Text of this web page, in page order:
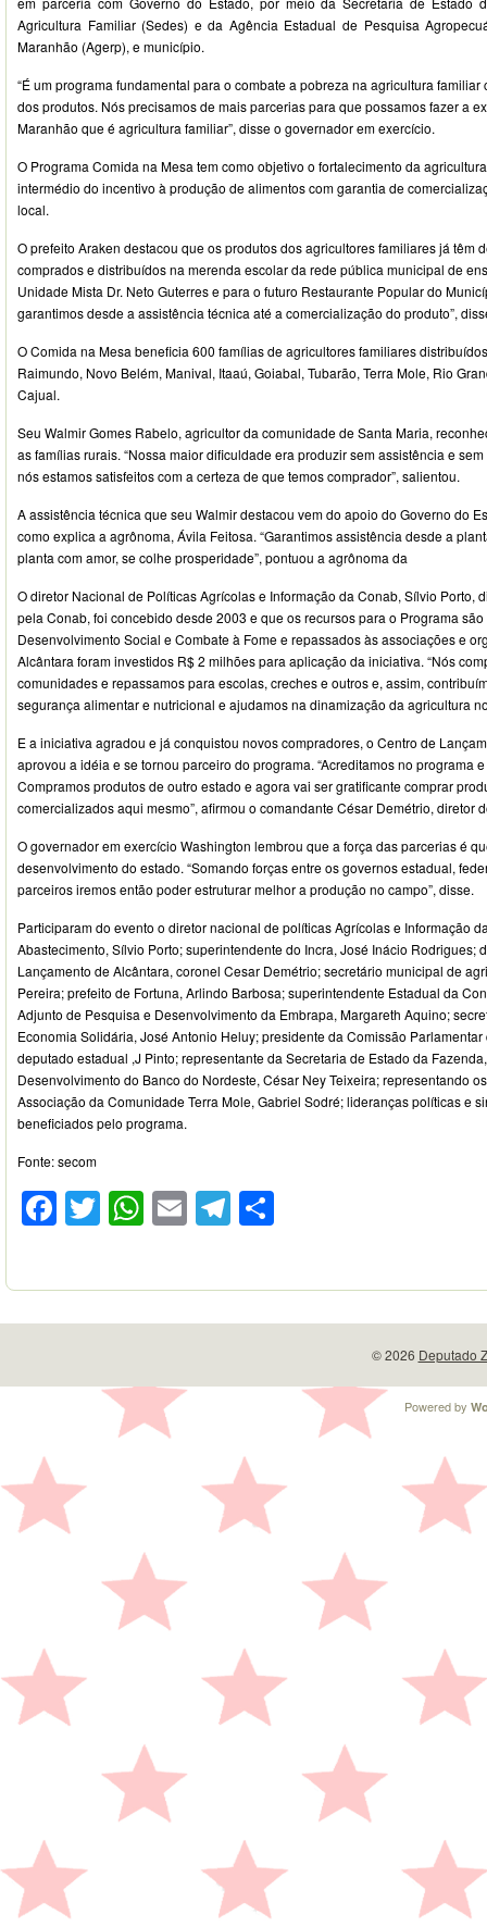
Agricultura Familiar (Sedes) e da Agência Estadual de Pesquisa
Maranhão (Agerp), e município.
“É um programa fundamental para o combate a pobreza na agricultura
dos produtos. Nós precisamos de mais parcerias para que possamos fazer a
Maranhão que é agricultura familiar”, disse o governador em exercício.
O Programa Comida na Mesa tem como objetivo o fortalecimento da
intermédio do incentivo à produção de alimentos com garantia de
local.
O prefeito Araken destacou que os produtos dos agricultores familiares já têm
comprados e distribuídos na merenda escolar da rede pública municipal de
Unidade Mista Dr. Neto Guterres e para o futuro Restaurante Popular do
garantimos desde a assistência técnica até a comercialização do produto”,
O Comida na Mesa beneficia 600 famílias de agricultores familiares
Raimundo, Novo Belém, Manival, Itaaú, Goiabal, Tubarão, Terra Mole, Rio
Cajual.
Seu Walmir Gomes Rabelo, agricultor da comunidade de Santa Maria,
as famílias rurais. “Nossa maior dificuldade era produzir sem assistência e
nós estamos satisfeitos com a certeza de que temos comprador”, salientou.
A assistência técnica que seu Walmir destacou vem do apoio do Governo do
como explica a agrônoma, Ávila Feitosa. “Garantimos assistência desde a
planta com amor, se colhe prosperidade”, pontuou a agrônoma da
O diretor Nacional de Políticas Agrícolas e Informação da Conab, Sílvio Porto,
pela Conab, foi concebido desde 2003 e que os recursos para o Programa
Desenvolvimento Social e Combate à Fome e repassados às associações e
Alcântara foram investidos R$ 2 milhões para aplicação da iniciativa. “Nós
comunidades e repassamos para escolas, creches e outros e, assim,
segurança alimentar e nutricional e ajudamos na dinamização da agricultura
E a iniciativa agradou e já conquistou novos compradores, o Centro de
aprovou a idéia e se tornou parceiro do programa. “Acreditamos no programa
Compramos produtos de outro estado e agora vai ser gratificante comprar
comercializados aqui mesmo”, afirmou o comandante César Demétrio, diretor
O governador em exercício Washington lembrou que a força das parcerias é
desenvolvimento do estado. “Somando forças entre os governos estadual,
parceiros iremos então poder estruturar melhor a produção no campo”, disse.
Participaram do evento o diretor nacional de políticas Agrícolas e Informação
Abastecimento, Sílvio Porto; superintendente do Incra, José Inácio Rodrigues;
Lançamento de Alcântara, coronel Cesar Demétrio; secretário municipal de
Pereira; prefeito de Fortuna, Arlindo Barbosa; superintendente Estadual da
Adjunto de Pesquisa e Desenvolvimento da Embrapa, Margareth Aquino;
Economia Solidária, José Antonio Heluy; presidente da Comissão
deputado estadual ,J Pinto; representante da Secretaria de Estado da
Desenvolvimento do Banco do Nordeste, César Ney Teixeira; representando
Associação da Comunidade Terra Mole, Gabriel Sodré; lideranças políticas e
beneficiados pelo programa.
Fonte: secom
Facebook
Twitter
WhatsApp
EmailTelegram
© 2026 Deputado
Powered by